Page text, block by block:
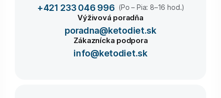
+421 233 046 996 (Po – Pia: 8–16 hod.)
Výživová poradňa
poradna@ketodiet.sk
Zákaznícka podpora
info@ketodiet.sk